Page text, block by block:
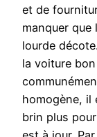
et de
manquer
lourde
la voiture
homogène, il
brin plus